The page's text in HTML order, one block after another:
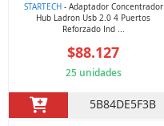
STARTECH- Adaptador Concentrador
Hub Ladron Usb 2.0 4 Puertos
Reforzado Ind ...
$88.127
25 unidades
5B84DE5F3B